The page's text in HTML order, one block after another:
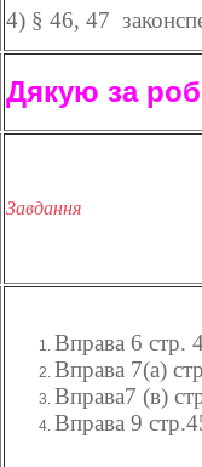
4) § 46, 47
Дякую за
Завдання
Вправа 6 стр.
Вправа 7(а)
Вправа7 (в)
Вправа 9